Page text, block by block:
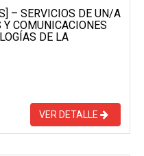
– SERVICIOS DE UN/A
COMUNICACIONES
DE LA
VER DETALLE